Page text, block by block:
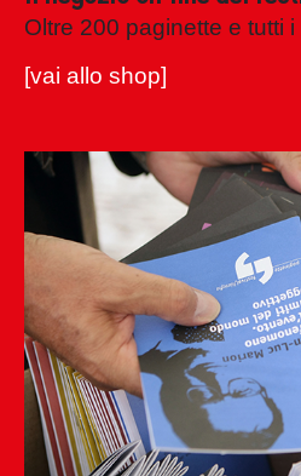
Oltre 200 paginette e tutti i